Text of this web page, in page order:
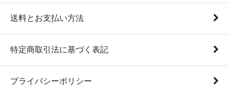
送料とお支払い方法
特定商取引法に基づく表記
プライバシーポリシー